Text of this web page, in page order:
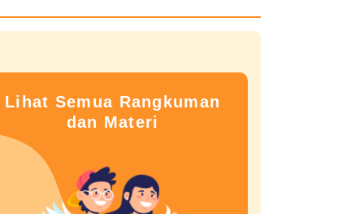
Lihat Semua Rangkuman
dan Materi